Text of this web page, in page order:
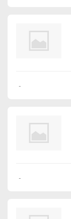
-
-